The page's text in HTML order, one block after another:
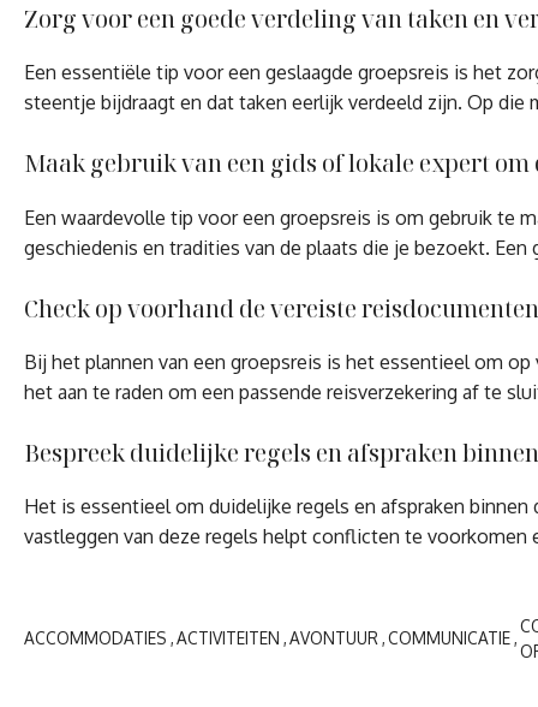
Zorg voor een goede verdeling van taken en
Een essentiële tip voor een geslaagde groepsreis is het
steentje bijdraagt en dat taken eerlijk verdeeld zijn. Op
Maak gebruik van een gids of lokale expert
Een waardevolle tip voor een groepsreis is om gebruik te
geschiedenis en tradities van de plaats die je bezoekt.
Check op voorhand de vereiste
Bij het plannen van een groepsreis is het essentieel om
het aan te raden om een passende reisverzekering af te
Bespreek duidelijke regels en afspraken
Het is essentieel om duidelijke regels en afspraken
vastleggen van deze regels helpt conflicten te
ACCOMMODATIES ACTIVITEITEN AVONTUUR COMMUNICATIE